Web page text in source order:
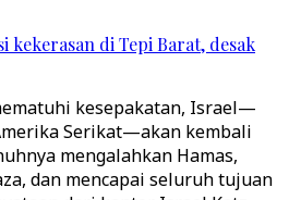
kekerasan di Tepi Barat, desak
kesepakatan, Israel—
Serikat—akan kembali
mengalahkan Hamas,
dan mencapai seluruh tujuan